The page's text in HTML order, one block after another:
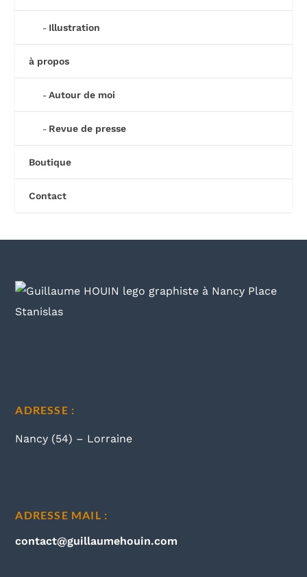
Illustration
à propos
Autour de moi
Revue de presse
Boutique
Contact
ADRESSE :
Nancy (54) – Lorraine
ADRESSE MAIL :
contact@guillaumehouin.com